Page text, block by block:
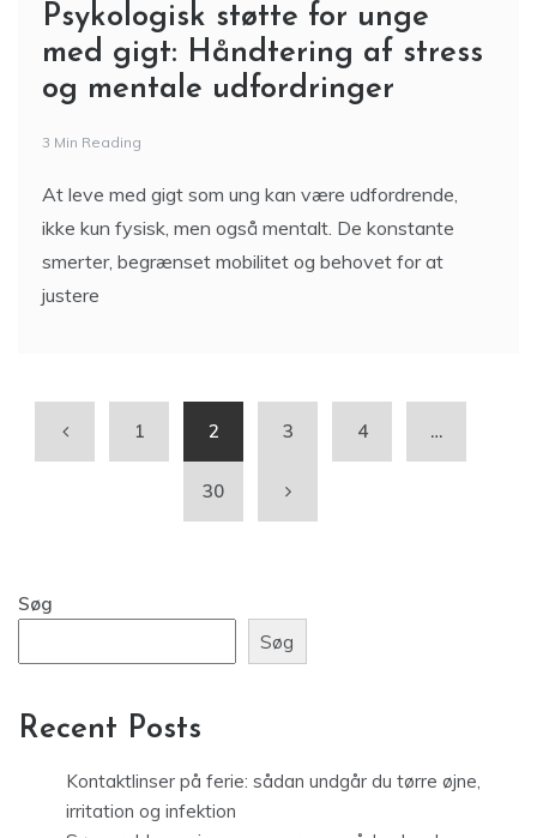
Psykologisk støtte for unge
med gigt: Håndtering af stress
og mentale udfordringer
3 Min Reading
At leve med gigt som ung kan være udfordrende,
ikke kun fysisk, men også mentalt. De konstante
smerter, begrænset mobilitet og behovet for at
justere
1 2 3 4 …
30
Søg
Søg
Recent Posts
Kontaktlinser på ferie: sådan undgår du tørre øjne,
irritation og infektion